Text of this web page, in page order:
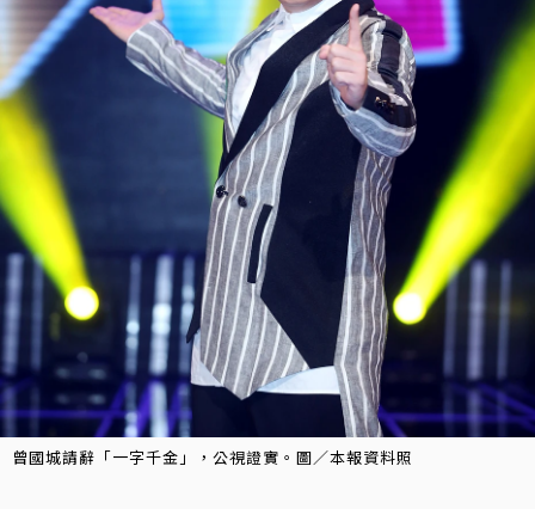
曾國城請辭「一字千金」，公視證實。圖／本報資料照